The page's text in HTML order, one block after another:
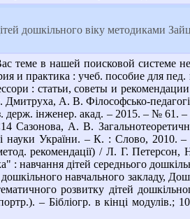
дошкільного віку методиками
в нашей поисковой системе
практика : учеб. пособие для пед.
: статьи, советы и
А. В. Філософсько-
держ. інженер. акад. – 2015. – № 61.
А. В.
науки України. – К. : Слово, 2010. –
рекомендації) / Л. Г.
навчання дітей середнього
навчального закладу,
розвитку дітей
– Бібліогр. в кінці модулів.;